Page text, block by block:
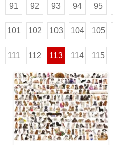
91 92 93 94 95
101 102 103 104 105
111 112 113 114 115